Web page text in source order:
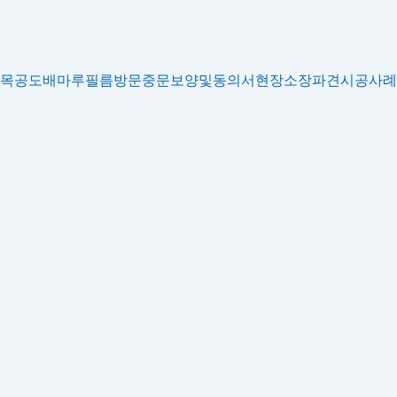
목공 도배마루필름방문중문 보양및동의서현장소장파견시공사례